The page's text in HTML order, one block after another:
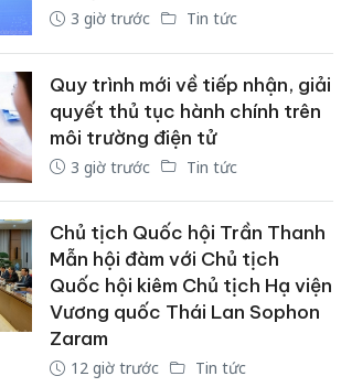
3 giờ trước Tin tức
Quy trình mới về tiếp nhận, giải
quyết thủ tục hành chính trên
môi trường điện tử
3 giờ trước Tin tức
Chủ tịch Quốc hội Trần Thanh
Mẫn hội đàm với Chủ tịch
Quốc hội kiêm Chủ tịch Hạ viện
Vương quốc Thái Lan Sophon
Zaram
12 giờ trước Tin tức